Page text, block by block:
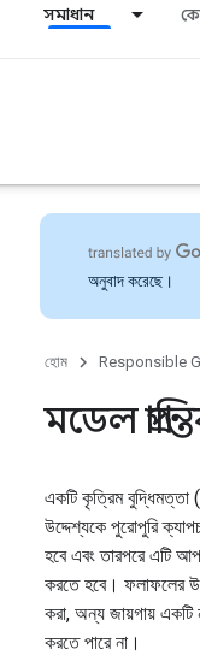
সমাধান
অনুবাদ করেছে।
হোম Responsible
মডেল
একটি কৃত্রিম
উদ্দেশ্যকে পুরোপুরি
হবে এবং তারপরে এটি
করতে হবে। ফলাফলের
করা, অন্য জায়গায় একটি
করতে পারে না।